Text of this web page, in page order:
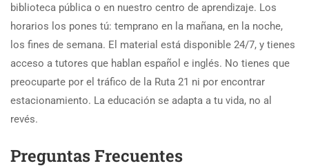
biblioteca pública o en nuestro centro de aprendizaje. Los
horarios los pones tú: temprano en la mañana, en la noche,
los fines de semana. El material está disponible 24/7, y tienes
acceso a tutores que hablan español e inglés. No tienes que
preocuparte por el tráfico de la Ruta 21 ni por encontrar
estacionamiento. La educación se adapta a tu vida, no al
revés.
Preguntas Frecuentes